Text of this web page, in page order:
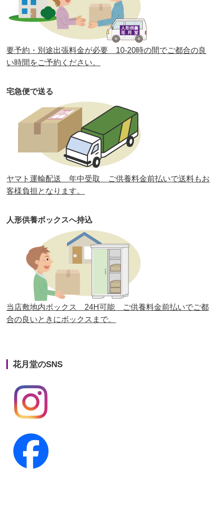
第37回人形供養祭 令和2年6月8日(月)
第36回人形供養祭 令和2年4月16日(木)
第35回人形供養祭令和2年2月13日(木)
第33回人形供養祭
第32回人形供養祭 令和元年6月12日(水)
第31回人形供養祭 平成31年3月13日(水)
第30回人形供養祭平成30年11月28日(水)
第29回人形供養祭平成30年5月23日(水)
第27回人形供養祭平成29年6月14日(水)
第26回人形供養祭平成28年12月15日(木)
第25回人形供養祭 平成28年6月16日(木)
第24回人形供養祭 平成27年11月27日
第23回人形供養祭平成26年12月5日
第22回人形供養祭平成26年4月28日
第20回人形供養祭
第19回人形供養祭
第18回人形供養祭
第16回人形供養祭
第15回人形供養祭
要予約・別途出張料金が必要 10-20時の間でご都合の良
い時間をご予約ください。
宅急便で送る
ヤマト運輸配送 年中受取 ご供養料金前払いで送料もお
客様負担となります。
人形供養ボックスへ持込
当店敷地内ボックス 24H可能 ご供養料金前払いでご都
合の良いときにボックスまで。
花月堂のSNS